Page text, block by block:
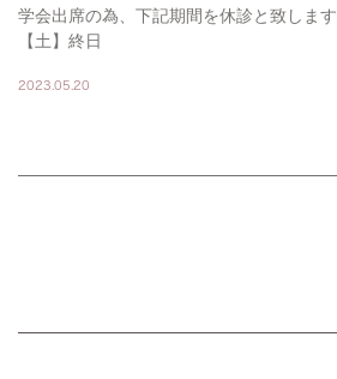
学会出席の為、下記期間を休診と致しま
【土】終日
2023.05.20